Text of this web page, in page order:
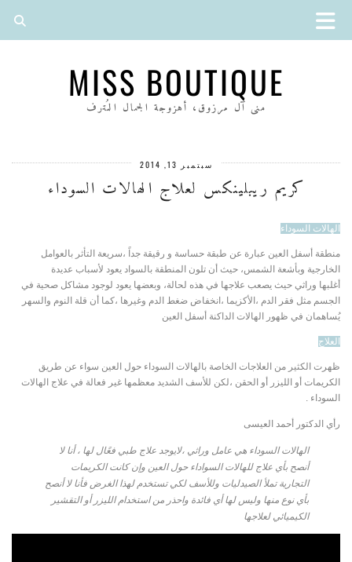
MISS BOUTIQUE
منى آل مرزوق، أهزوجة الجمال المُترف
سبتمبر 13, 2014
كريم ريبلينكس لعلاج الهالات السوداء
الهالات السوداء
منطقة أسفل العين عبارة عن طبقة حساسة و رقيقة جداً ،سريعة التأثر بالعوامل
الخارجية وبأشعة الشمس، حيث أن تلون المنطقة بالسواد يعود لأسباب عديدة
أغلبها وراثي حيث يصعب علاجها في هذه لحالة، وبعضها يعود لوجود مشاكل صحية في
الجسم مثل فقر الدم ،الأكزيما ،انخفاض ضغط الدم وغيرها ،كما أن قلة النوم والسهر
يُساهمان في ظهور الهالات الداكنة أسفل العين
العلاج
ظهرت الكثير من العلاجات الخاصة بالهالات السوداء حول العين سواء عن طريق
الكريمات أو الليزر أو الحقن ،لكن للأسف الشديد معظمها غير فعالة في علاج الهالات
السوداء .
رأي الدكتور أحمد العيسى
الهالات السوداء هي عامل وراثي ،لايوجد علاج طبي فعًال لها ، أنا لا
أنصح بأي علاج للهالات السواداء حول العين وإن كانت الكريمات
التجارية تملأ الصيدليات وللأسف لكي تستخدم لهذا الغرض فأنا لا أنصح
بأي نوع منها وليس لها أي فائدة واحذر من استخدام الليزر أو التقشير
الكيميائي لعلاجها